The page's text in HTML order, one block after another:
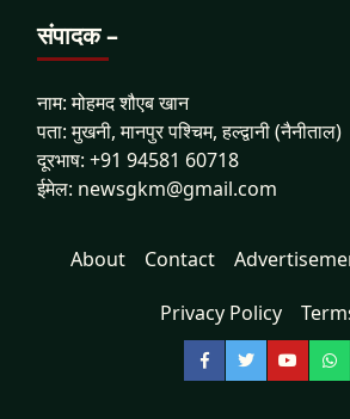
संपादक –
नाम: मोहमद शौएब खान
पता: मुखनी, मानपुर पश्चिम, हल्द्वानी (नैनीताल)
दूरभाष: +91 94581 60718
ईमेल: newsgkm@gmail.com
About Contact
Privacy Policy
Facebook
TwitterYouTube